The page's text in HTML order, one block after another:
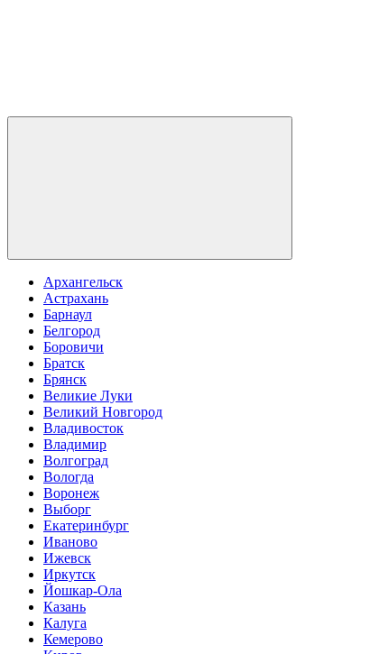
Архангельск
Астрахань
Барнаул
Белгород
Боровичи
Братск
Брянск
Великие Луки
Великий Новгород
Владивосток
Владимир
Волгоград
Вологда
Воронеж
Выборг
Екатеринбург
Иваново
Ижевск
Иркутск
Йошкар-Ола
Казань
Калуга
Кемерово